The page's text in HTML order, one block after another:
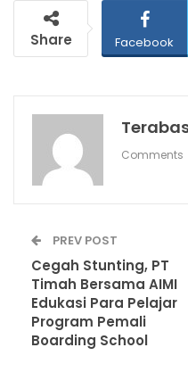
Share Facebook
Comments
PREV POST
Cegah Stunting, PT
Timah Bersama AIMI
Edukasi Para Pelajar
Program Pemali
Boarding School